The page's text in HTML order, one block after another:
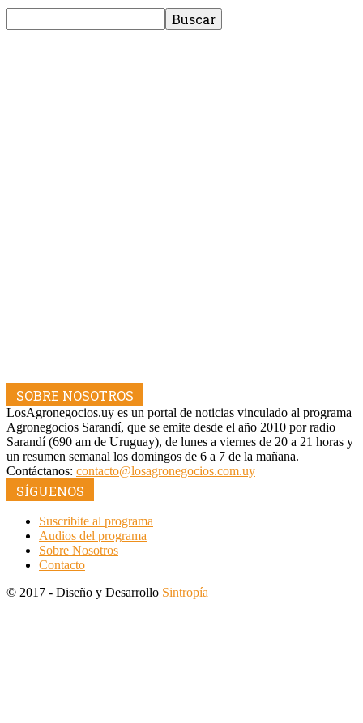
SOBRE NOSOTROS
LosAgronegocios.uy es un portal de noticias vinculado al programa
Agronegocios Sarandí, que se emite desde el año 2010 por radio
Sarandí (690 am de Uruguay), de lunes a viernes de 20 a 21 horas y
un resumen semanal los domingos de 6 a 7 de la mañana.
Contáctanos: contacto@losagronegocios.com.uy
SÍGUENOS
Suscribite al programa
Audios del programa
Sobre Nosotros
Contacto
© 2017 - Diseño y Desarrollo Sintropía